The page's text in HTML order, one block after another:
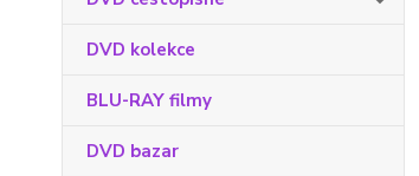
DVD kolekce
BLU-RAY filmy
DVD bazar